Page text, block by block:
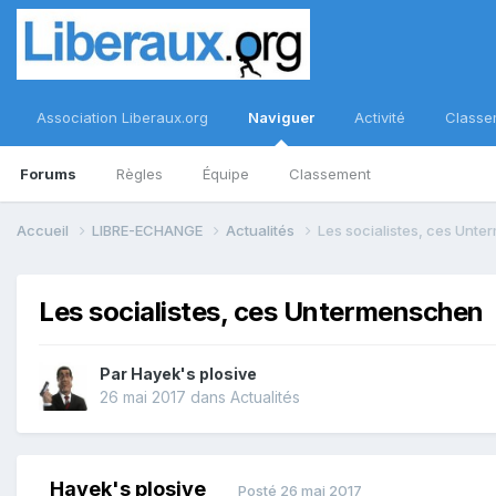
Association Liberaux.org Naviguer
Forums Règles Équipe Classement
Activité
Accueil LIBRE-ECHANGE Actualités Les socialistes, ces
Les socialistes, ces Untermenschen
Par Hayek's plosive
26 mai 2017 dans Actualités
Hayek's plosive Posté 26 mai 2017